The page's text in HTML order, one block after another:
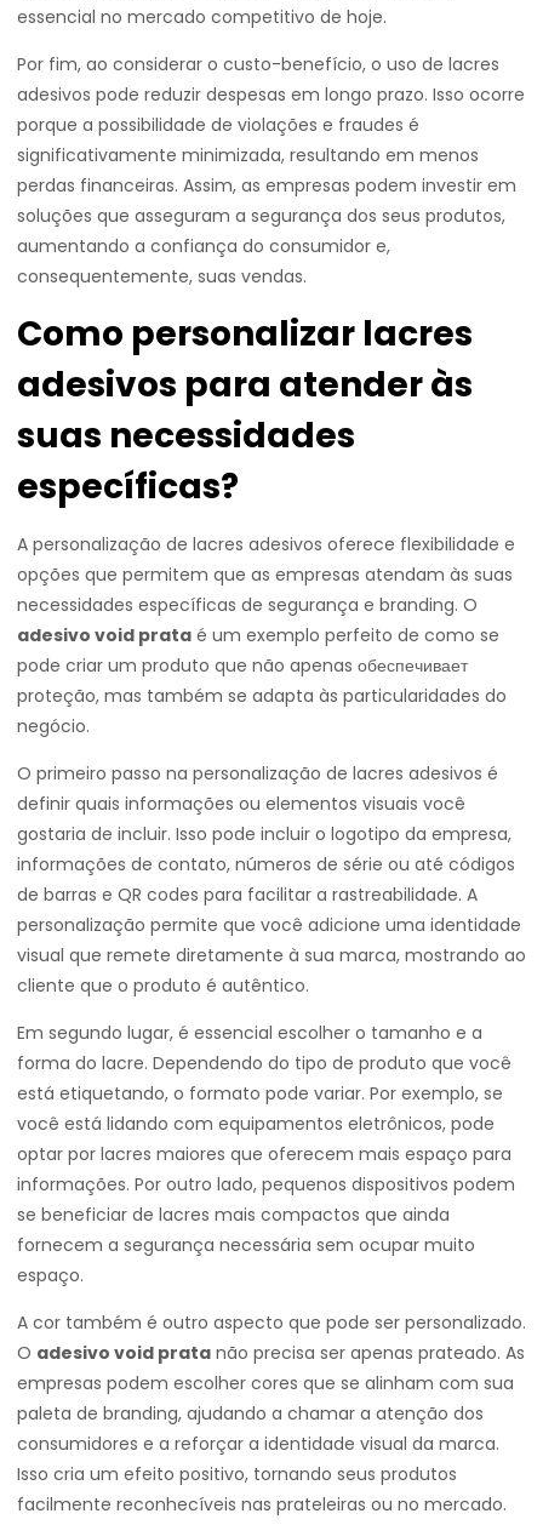
essencial no mercado competitivo de hoje.
Por fim, ao considerar o custo-benefício, o uso de lacres
adesivos pode reduzir despesas em longo prazo. Isso ocorre
porque a possibilidade de violações e fraudes é
significativamente minimizada, resultando em menos
perdas financeiras. Assim, as empresas podem investir em
soluções que asseguram a segurança dos seus produtos,
aumentando a confiança do consumidor e,
consequentemente, suas vendas.
Como personalizar lacres
adesivos para atender às
suas necessidades
específicas?
A personalização de lacres adesivos oferece flexibilidade e
opções que permitem que as empresas atendam às suas
necessidades específicas de segurança e branding. O
adesivo void prata é um exemplo perfeito de como se
pode criar um produto que não apenas обеспечивает
proteção, mas também se adapta às particularidades do
negócio.
O primeiro passo na personalização de lacres adesivos é
definir quais informações ou elementos visuais você
gostaria de incluir. Isso pode incluir o logotipo da empresa,
informações de contato, números de série ou até códigos
de barras e QR codes para facilitar a rastreabilidade. A
personalização permite que você adicione uma identidade
visual que remete diretamente à sua marca, mostrando ao
cliente que o produto é autêntico.
Em segundo lugar, é essencial escolher o tamanho e a
forma do lacre. Dependendo do tipo de produto que você
está etiquetando, o formato pode variar. Por exemplo, se
você está lidando com equipamentos eletrônicos, pode
optar por lacres maiores que oferecem mais espaço para
informações. Por outro lado, pequenos dispositivos podem
se beneficiar de lacres mais compactos que ainda
fornecem a segurança necessária sem ocupar muito
espaço.
A cor também é outro aspecto que pode ser personalizado.
O adesivo void prata não precisa ser apenas prateado. As
empresas podem escolher cores que se alinham com sua
paleta de branding, ajudando a chamar a atenção dos
consumidores e a reforçar a identidade visual da marca.
Isso cria um efeito positivo, tornando seus produtos
facilmente reconhecíveis nas prateleiras ou no mercado.